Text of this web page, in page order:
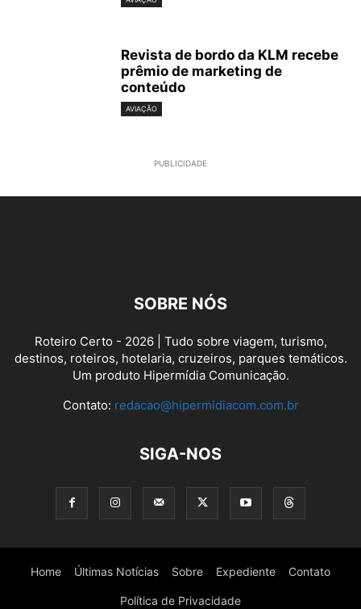
Revista de bordo da KLM recebe
prêmio de marketing de
conteúdo
AVIAÇÃO
PUBLICIDADE
SOBRE NÓS
Roteiro Certo - 2026 | Tudo sobre viagem, turismo,
destinos, roteiros, hotelaria, cruzeiros, parques temáticos.
Um produto Hipermídia Comunicação.
Contato: redacao@hipermidiacom.com.br
SIGA-NOS
Home Últimas Notícias Sobre Expediente Contato
Política de Privacidade